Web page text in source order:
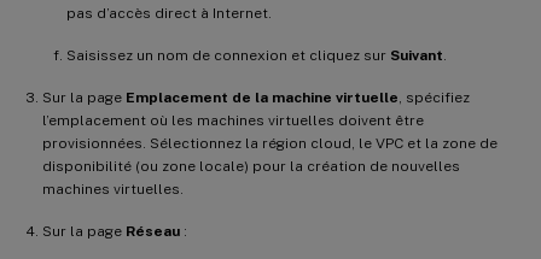
pas d’accès direct à Internet.
Saisissez un nom de connexion et cliquez sur Suivant
Sur la page Emplacement de la machine virtuelle , spécifiez
l’emplacement où les machines virtuelles doivent être
provisionnées. Sélectionnez la région cloud, le VPC et la zone de
disponibilité (ou zone locale) pour la création de nouvelles
machines virtuelles.
Sur la page Réseau :